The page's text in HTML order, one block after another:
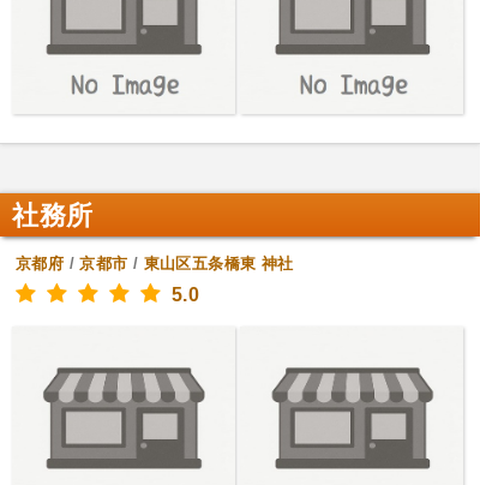
社務所
京都府 /京都市 / 東山区五条橋東 神社
5.0